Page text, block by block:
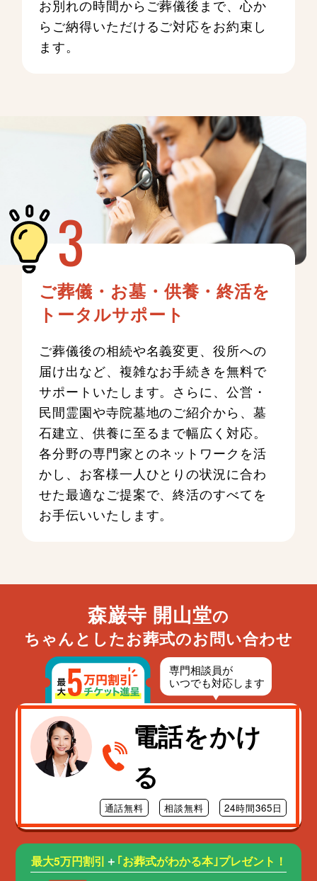
お別れの時間からご葬儀後まで、心か
らご納得いただけるご対応をお約束し
ます。
ご葬儀・お墓・供養・終活を
トータルサポート
ご葬儀後の相続や名義変更、役所への
届け出など、複雑なお手続きを無料で
サポートいたします。さらに、公営・
民間霊園や寺院墓地のご紹介から、墓
石建立、供養に至るまで幅広く対応。
各分野の専門家とのネットワークを活
かし、お客様一人ひとりの状況に合わ
せた最適なご提案で、終活のすべてを
お手伝いいたします。
森巌寺 開山堂の
ちゃんとしたお葬式のお問い合わせ
電話をかけ
る
通話無料 相談無料 24時間365日
最大5万円割引 ＋ ｢お葬式がわかる本｣プレゼント！